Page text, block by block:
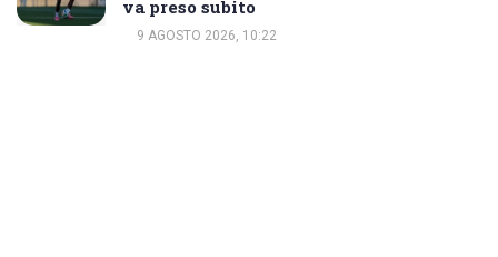
va preso subito
9 AGOSTO 2026, 10:22